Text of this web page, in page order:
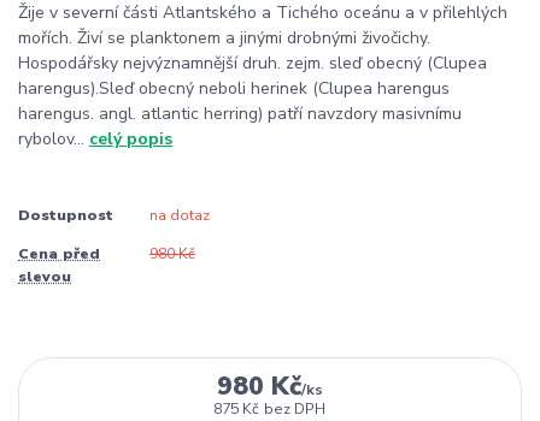
Žije v severní části Atlantského a Tichého oceánu a v přilehlých
mořích. Živí se planktonem a jinými drobnými živočichy.
Hospodářsky nejvýznamnější druh. zejm. sleď obecný (Clupea
harengus).Sleď obecný neboli herinek (Clupea harengus
harengus. angl. atlantic herring) patří navzdory masivnímu
rybolov... celý popis
Dostupnost na dotaz
Cena před
slevou
980 Kč
980 Kč/ks
875 Kč bez DPH